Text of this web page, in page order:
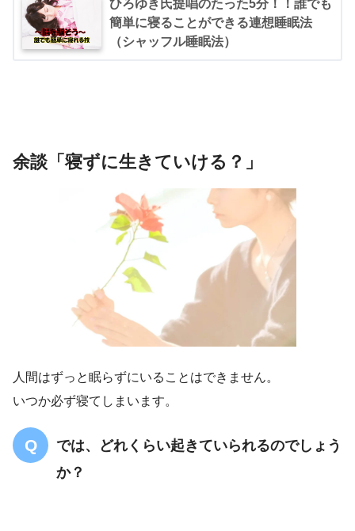
ひろゆき氏提唱のたった5分！！誰でも
簡単に寝ることができる連想睡眠法
（シャッフル睡眠法）
余談「寝ずに生きていける？」
人間はずっと眠らずにいることはできません。
いつか必ず寝てしまいます。
では、どれくらい起きていられるのでしょう
か？